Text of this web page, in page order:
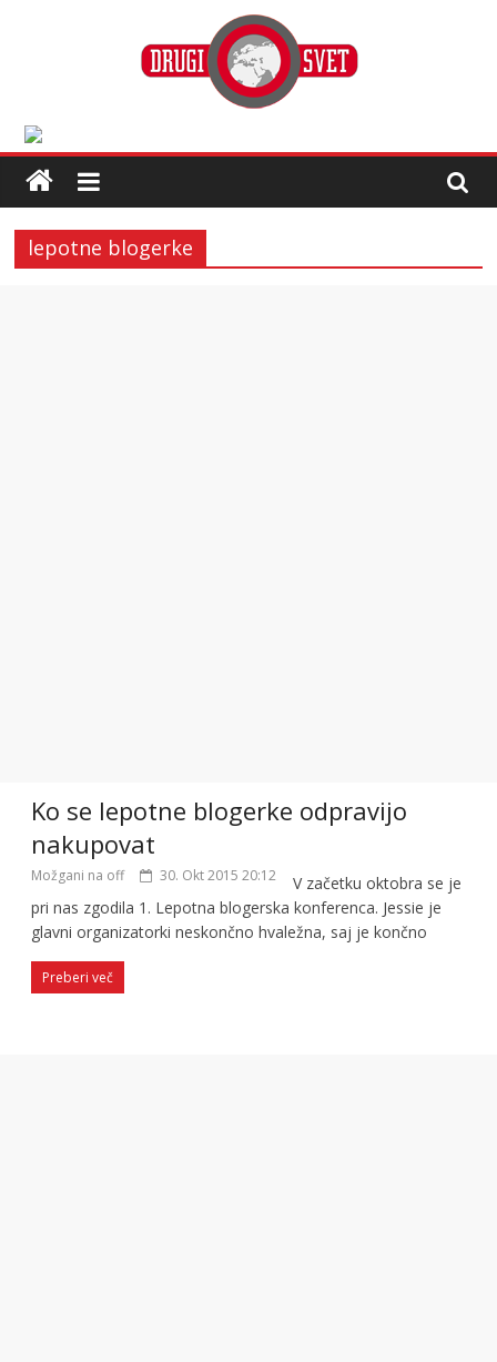
lepotne blogerke
Ko se lepotne blogerke odpravijo
nakupovat
Možgani na off 30. Okt 2015 20:12
V začetku oktobra se je
pri nas zgodila 1. Lepotna blogerska konferenca. Jessie je
glavni organizatorki neskončno hvaležna, saj je končno
Preberi več